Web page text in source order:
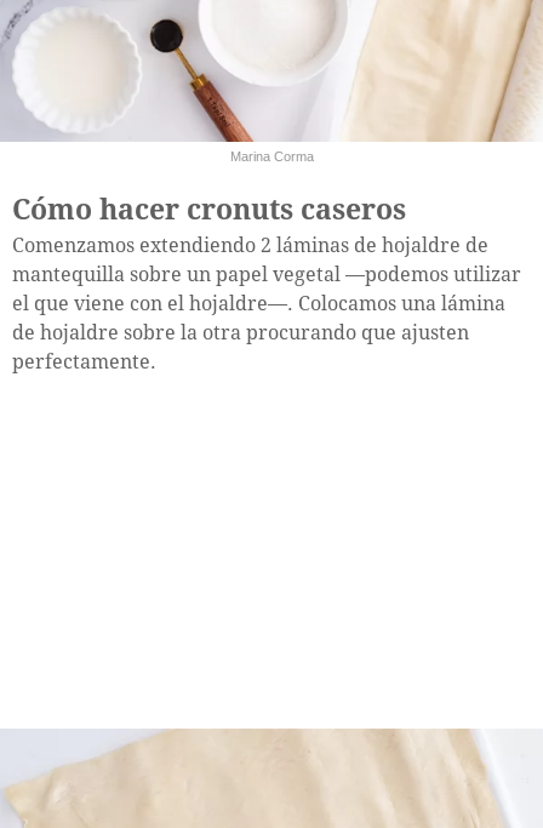
Marina Corma
Cómo hacer cronuts caseros
Comenzamos extendiendo 2 láminas de hojaldre de
mantequilla sobre un papel vegetal —podemos utilizar
el que viene con el hojaldre—. Colocamos una lámina
de hojaldre sobre la otra procurando que ajusten
perfectamente.